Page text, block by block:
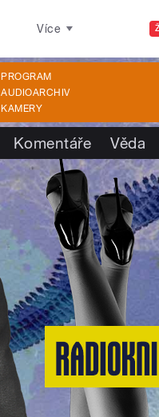
Více
PROGRAM
AUDIOARCHIV
KAMERY
Komentáře Věda